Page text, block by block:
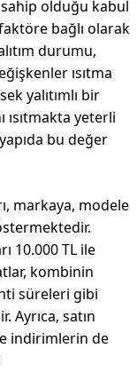
olduğu kabul
bağlı olarak
durumu,
ısıtma
yalıtımlı bir
ısıtmakta yeterli
bu değer
markaya, modele
10.000 TL ile
kombinin
süreleri gibi
Ayrıca, satın
indirimlerin de